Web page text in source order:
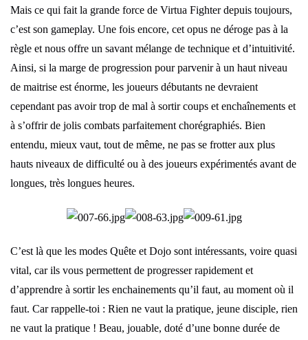
Mais ce qui fait la grande force de Virtua Fighter depuis toujours,
c’est son gameplay. Une fois encore, cet opus ne déroge pas à la
règle et nous offre un savant mélange de technique et d’intuitivité.
Ainsi, si la marge de progression pour parvenir à un haut niveau
de maitrise est énorme, les joueurs débutants ne devraient
cependant pas avoir trop de mal à sortir coups et enchaînements et
à s’offrir de jolis combats parfaitement chorégraphiés. Bien
entendu, mieux vaut, tout de même, ne pas se frotter aux plus
hauts niveaux de difficulté ou à des joueurs expérimentés avant de
longues, très longues heures.
C’est là que les modes Quête et Dojo sont intéressants, voire quasi
vital, car ils vous permettent de progresser rapidement et
d’apprendre à sortir les enchainements qu’il faut, au moment où il
faut. Car rappelle-toi : Rien ne vaut la pratique, jeune disciple, rien
ne vaut la pratique ! Beau, jouable, doté d’une bonne durée de